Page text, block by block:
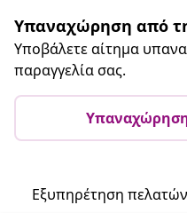
Υπαναχώρηση από
Υποβάλετε αίτημα
παραγγελία σας.
Εξυπηρέτηση πελατών